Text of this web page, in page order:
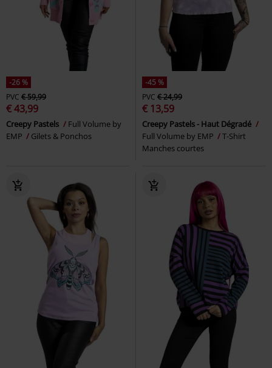
-26 %
PVC € 59,99
€ 43,99
Creepy Pastels
Full Volume by
EMP
Gilets & Ponchos
-45 %
PVC € 24,99
€ 13,59
Creepy Pastels - Haut Dégradé
Full Volume by EMP
T-Shirt
Manches courtes